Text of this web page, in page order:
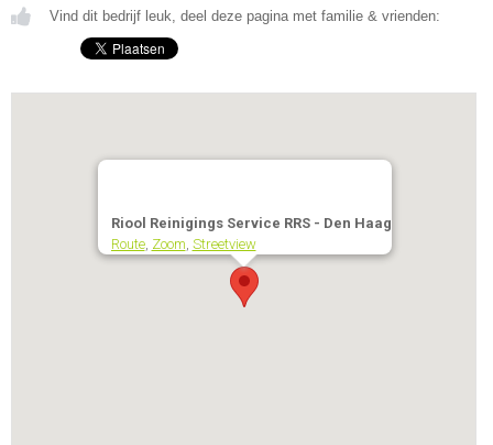
Vind dit bedrijf leuk, deel deze pagina met familie & vrienden:
Riool Reinigings Service RRS - Den Haag
Route, Zoom, Streetview